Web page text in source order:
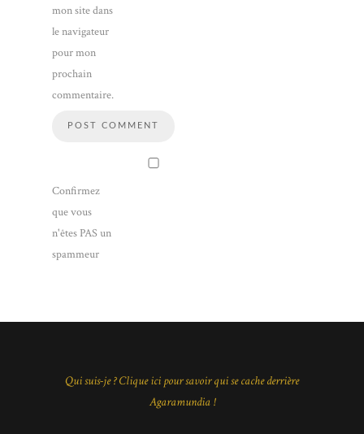
mon site dans
le navigateur
pour mon
prochain
commentaire.
Confirmez
que vous
n'êtes PAS un
spammeur
Qui suis-je ? Clique ici pour savoir qui se cache derrière
Agaramundia !